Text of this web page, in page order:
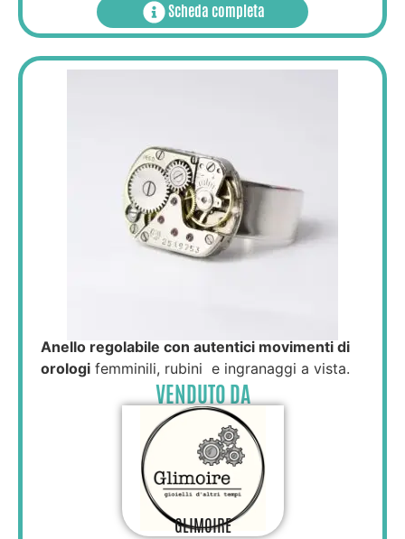
Scheda completa
Anello regolabile con autentici movimenti di
orologi femminili, rubini e ingranaggi a vista.
VENDUTO DA
GLIMOIRE